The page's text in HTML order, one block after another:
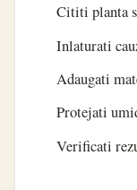
Cititi planta
Inlaturati
Adaugati
Protejati
Verificati